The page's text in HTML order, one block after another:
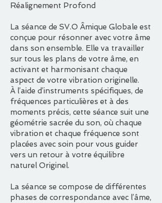
Réalignement Profond
La séance de SV.O Âmique Globale est
conçue pour résonner avec votre âme
dans son ensemble. Elle va travailler
sur tous les plans de votre âme, en
activant et harmonisant chaque
aspect de votre vibration originelle.
À l’aide d’instruments spécifiques, de
fréquences particulières et à des
moments précis, cette séance suit une
géométrie sacrée du son, où chaque
vibration et chaque fréquence sont
placées avec soin pour vous guider
vers un retour à votre équilibre
naturel Originel.
La séance se compose de différentes
phases de correspondance avec l’âme,